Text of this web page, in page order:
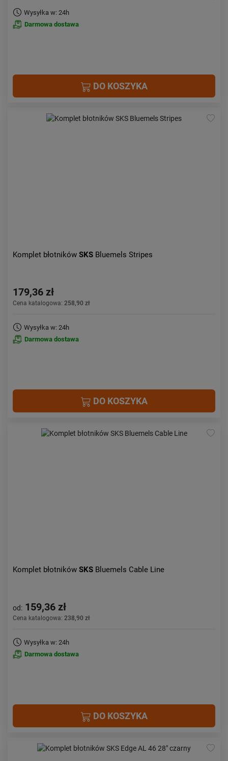
Wysyłka w: 24h
Darmowa dostawa
DO KOSZYKA
Komplet błotników SKS Bluemels Stripes
179,36 zł
Cena katalogowa: 258,90 zł
Wysyłka w: 24h
Darmowa dostawa
DO KOSZYKA
Komplet błotników SKS Bluemels Cable Line
od: 159,36 zł
Cena katalogowa: 238,90 zł
Wysyłka w: 24h
Darmowa dostawa
DO KOSZYKA